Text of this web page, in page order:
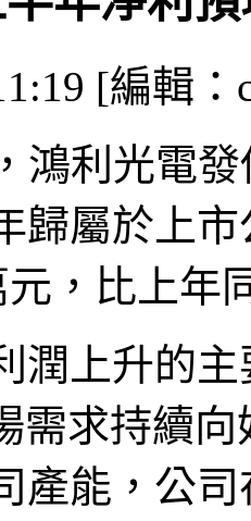
[編輯：
鴻利光電
歸屬於上
元，比上年
潤上升的
需求持續
產能，公